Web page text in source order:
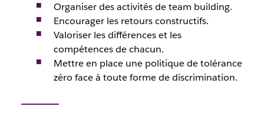
Organiser des activités de team building.
Encourager les retours constructifs.
Valoriser les différences et les
compétences de chacun.
Mettre en place une politique de tolérance
zéro face à toute forme de discrimination.